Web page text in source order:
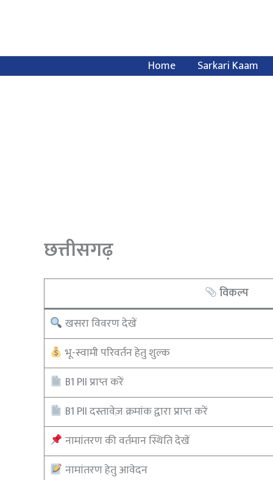
Home
Sarkari Kaam
छत्तीसगढ़
विकल्प
खसरा विवरण देखें
भू-स्वामी परिवर्तन हेतु शुल्क
B1 PII प्राप्त करें
B1 PII दस्तावेज़ क्रमांक द्वारा प्राप्त करें
नामांतरण की वर्तमान स्थिति देखें
नामांतरण हेतु आवेदन